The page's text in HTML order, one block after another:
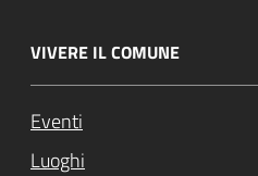
VIVERE IL COMUNE
Eventi
Luoghi